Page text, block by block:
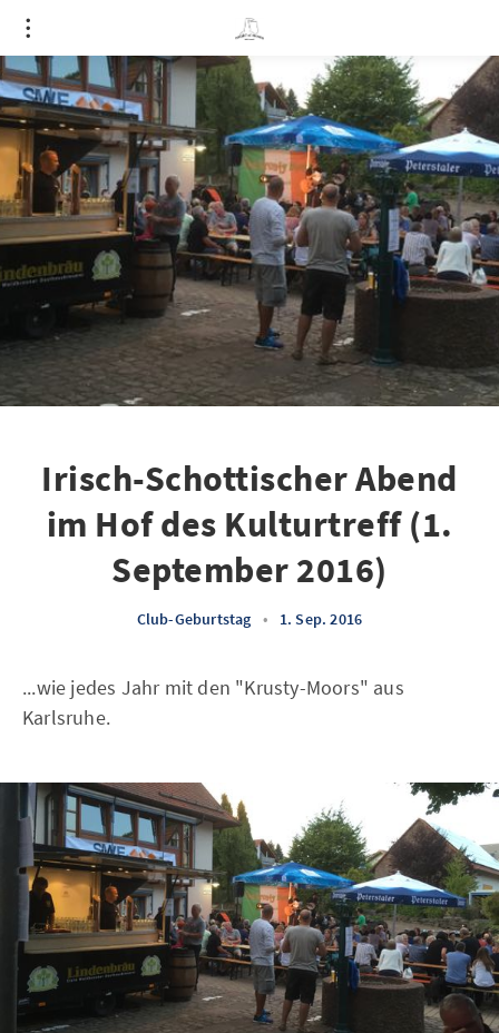
Irisch-Schottischer Abend
im Hof des Kulturtreff (1.
September 2016)
Club-Geburtstag • 1. Sep. 2016
...wie jedes Jahr mit den "Krusty-Moors" aus
Karlsruhe.